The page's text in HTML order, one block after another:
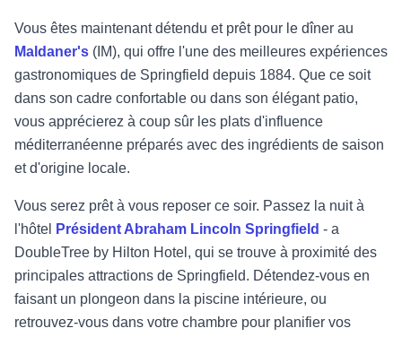
Vous êtes maintenant détendu et prêt pour le dîner au
Maldaner's (IM), qui offre l'une des meilleures expériences
gastronomiques de Springfield depuis 1884. Que ce soit
dans son cadre confortable ou dans son élégant patio,
vous apprécierez à coup sûr les plats d'influence
méditerranéenne préparés avec des ingrédients de saison
et d'origine locale.
Vous serez prêt à vous reposer ce soir. Passez la nuit à
l'hôtel
Président Abraham Lincoln Springfield - a
DoubleTree by Hilton Hotel, qui se trouve à proximité des
principales attractions de Springfield. Détendez-vous en
faisant un plongeon dans la piscine intérieure, ou
retrouvez-vous dans votre chambre pour planifier vos